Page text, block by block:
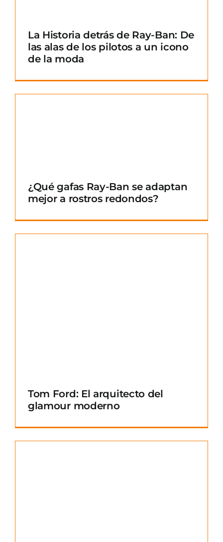
La Historia detrás de Ray-Ban: De
las alas de los pilotos a un icono
de la moda
¿Qué gafas Ray-Ban se adaptan
mejor a rostros redondos?
Tom Ford: El arquitecto del
glamour moderno